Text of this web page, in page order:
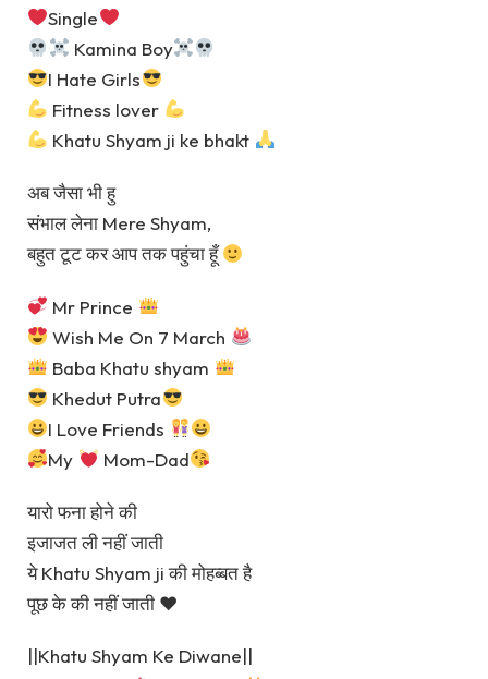
Single
Kamina Boy
I Hate Girls
Fitness lover
Khatu Shyam ji ke bhakt
अब जैसा भी हु
संभाल लेना Mere Shyam,
बहुत टूट कर आप तक पहुंचा हूँ
Mr Prince
Wish Me On 7 March
Baba Khatu shyam
Khedut Putra
I Love Friends
My
Mom-Dad
यारो फना होने की
इजाजत ली नहीं जाती
ये Khatu Shyam ji की मोहब्बत है
पूछ के की नहीं जाती ♥
||Khatu Shyam Ke Diwane||